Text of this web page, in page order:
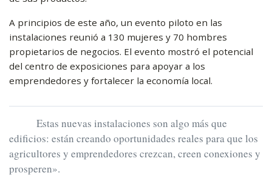
A principios de este año, un evento piloto en las
instalaciones reunió a 130 mujeres y 70 hombres
propietarios de negocios. El evento mostró el potencial
del centro de exposiciones para apoyar a los
emprendedores y fortalecer la economía local.
Estas nuevas instalaciones son algo más que
edificios: están creando oportunidades reales para que los
agricultores y emprendedores crezcan, creen conexiones y
prosperen».